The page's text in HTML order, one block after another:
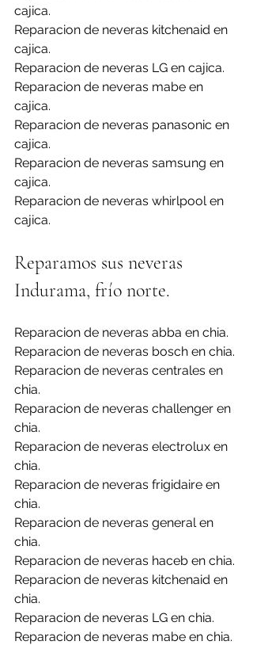
cajica.
Reparacion de neveras kitchenaid en
cajica.
Reparacion de neveras LG en cajica.
Reparacion de neveras mabe en
cajica.
Reparacion de neveras panasonic en
cajica.
Reparacion de neveras samsung en
cajica.
Reparacion de neveras whirlpool en
cajica.
Reparamos sus neveras
Indurama, frío norte.
Reparacion de neveras abba en chia.
Reparacion de neveras bosch en chia.
Reparacion de neveras centrales en
chia.
Reparacion de neveras challenger en
chia.
Reparacion de neveras electrolux en
chia.
Reparacion de neveras frigidaire en
chia.
Reparacion de neveras general en
chia.
Reparacion de neveras haceb en chia.
Reparacion de neveras kitchenaid en
chia.
Reparacion de neveras LG en chia.
Reparacion de neveras mabe en chia.